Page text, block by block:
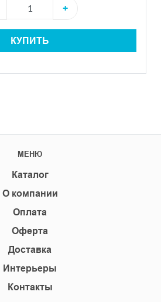
+
КУПИТЬ
МЕНЮ
Каталог
О компании
Оплата
Оферта
Доставка
Интерьеры
Контакты